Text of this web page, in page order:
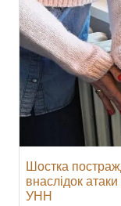
Шостка
внаслідок
УНН